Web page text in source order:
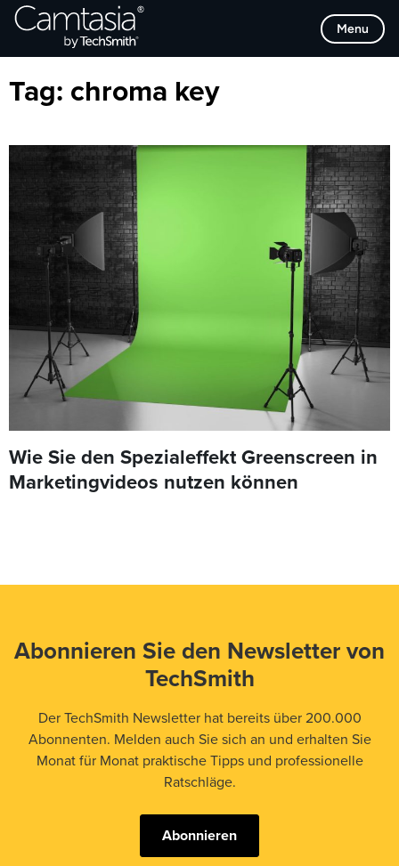
Direkt
zum
Menu
Browse Categories
Tag: chroma key
Wie Sie den Spezialeffekt Greenscreen in
Marketingvideos nutzen können
Abonnieren Sie den Newsletter von
TechSmith
Der TechSmith Newsletter hat bereits über 200.000
Abonnenten. Melden auch Sie sich an und erhalten Sie
Monat für Monat praktische Tipps und professionelle
Ratschläge.
Abonnieren